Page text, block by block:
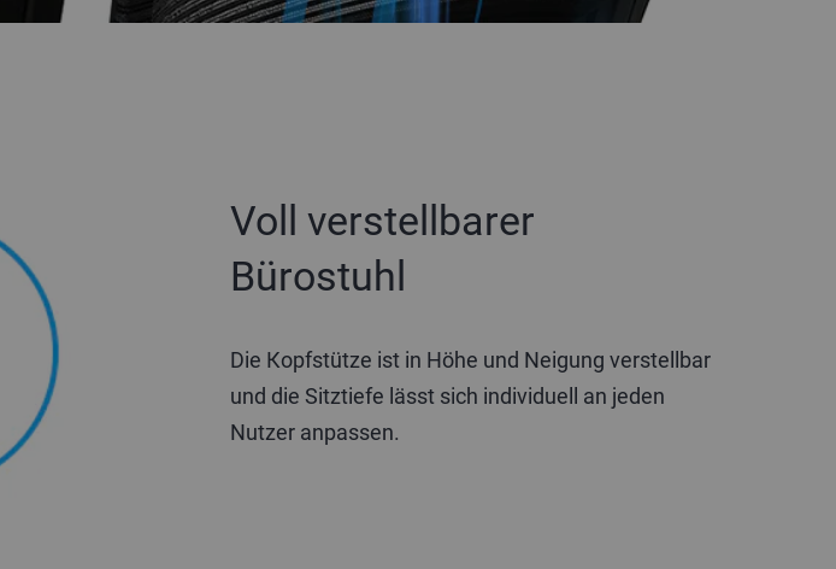
Voll verstellbarer
Bürostuhl
Die Kopfstütze ist in Höhe und Neigung verstellbar
und die Sitztiefe lässt sich individuell an jeden
Nutzer anpassen.